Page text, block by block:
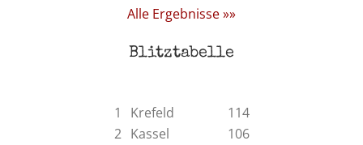
Alle Ergebnisse »»
Blitztabelle
1 Krefeld
114
2 Kassel
106